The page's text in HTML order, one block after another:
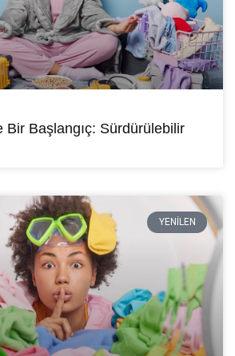
Bir Başlangıç: Sürdürülebilir
YENILEN